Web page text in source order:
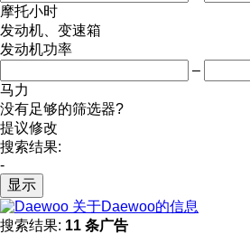
摩托小时
发动机、变速箱
发动机功率
–
马力
没有足够的筛选器?
提议修改
搜索结果:
-
显示
关于Daewoo的信息
搜索结果: 11 条广告